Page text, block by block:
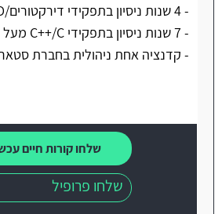
- 4 שנות ניסיון בתפקידי דירקטורים/CTO/VP R&D
- 7 שנות ניסיון בתפקידי C++/C מעל Linux
- קדנציה אחת ניהולית בחברת
שלחו קורות חיים
שלחו פרופיל